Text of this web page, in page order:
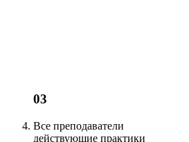
03
Все преподаватели
действующие практики